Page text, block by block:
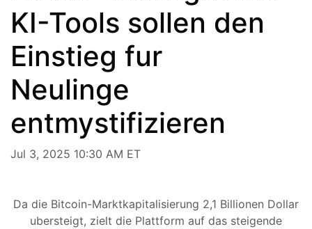
KI-Tools sollen den
Einstieg fur
Neulinge
entmystifizieren
Jul 3, 2025 10:30 AM ET
Da die Bitcoin-Marktkapitalisierung 2,1 Billionen Dollar
ubersteigt, zielt die Plattform auf das steigende